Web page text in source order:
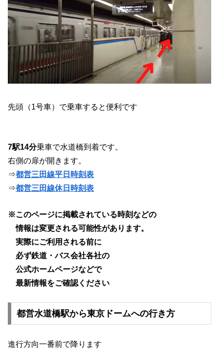
先頭（1号車）で乗車すると便利です
7駅14分乗車で水道橋到着です。
右側の扉が開きます。
⇒都営三田線平日時刻表
⇒都営三田線休日時刻表
※このページに掲載されている時刻などの
情報は変更される可能性があります。
実際にご利用される前に
必ず鉄道・バス会社各社の
公式ホームページなどで
最新情報をご確認ください
都営水道橋駅から東京ドームへの行き方
進行方向一番前で降ります